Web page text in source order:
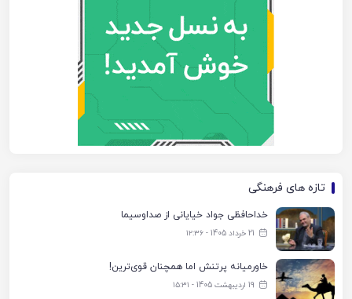
تازه های فرهنگی
خداحافظی جواد خیایانی از صداوسیما
21 خرداد 1405 - ۱۲:۳۶
خاورمیانه پرتنش اما همچنان قوی‌ترین!
19 اردیبهشت 1405 - ۱۵:۳۱